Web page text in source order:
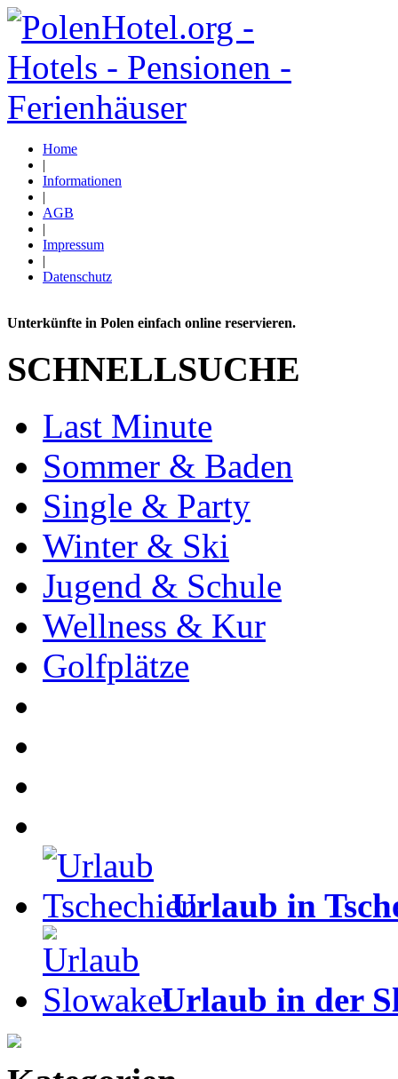
Home
|
Informationen
|
AGB
|
Impressum
|
Datenschutz
Unterkünfte in Polen einfach online reservieren.
SCHNELLSUCHE
Last Minute
Sommer & Baden
Single & Party
Winter & Ski
Jugend & Schule
Wellness & Kur
Golfplätze
Urlaub in
Urlaub in der